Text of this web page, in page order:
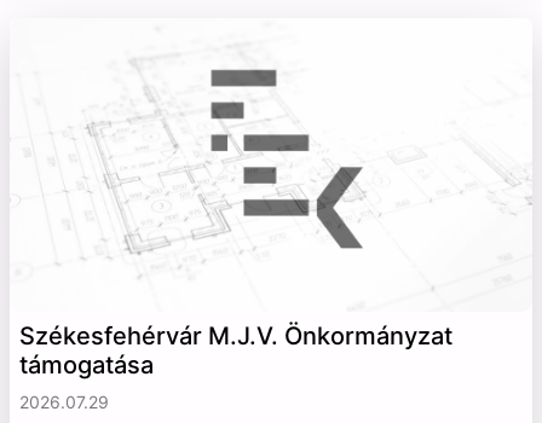
Székesfehérvár M.J.V. Önkormányzat
támogatása
2026.07.29